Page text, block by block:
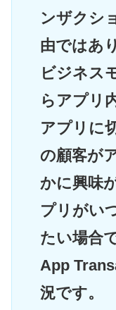
ンザクシ
由ではあ
ビジネス
らアプリ
アプリに
の顧客が
かに興味
プリがい
たい場合
App
況です。